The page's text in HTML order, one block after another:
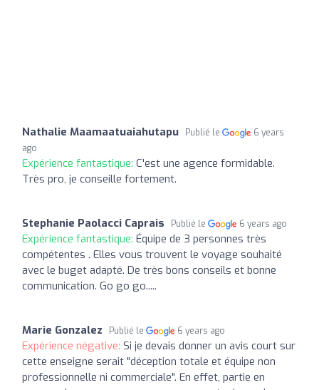
Nathalie Maamaatuaiahutapu Publié le
6 years
ago
Expérience fantastique: C'est une agence formidable.
Très pro, je conseille fortement.
Stephanie Paolacci Caprais Publié le 6 years ago
Expérience fantastique: Équipe de 3 personnes très
compétentes . Elles vous trouvent le voyage souhaité
avec le buget adapté. De très bons conseils et bonne
communication. Go go go.....
Marie Gonzalez Publié le 6 years ago
Expérience négative: Si je devais donner un avis court sur
cette enseigne serait "déception totale et équipe non
professionnelle ni commerciale". En effet, partie en